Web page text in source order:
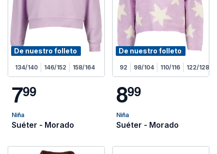
De nuestro folleto
134/140 146/152 158/164
799
Niña
Suéter - Morado
De nuestro folleto
92 98/104 110/116 122/128
899
Niña
Suéter - Morado